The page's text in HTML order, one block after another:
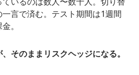
言で済む。テスト期間は1週間
。
そのままリスクヘッジになる。